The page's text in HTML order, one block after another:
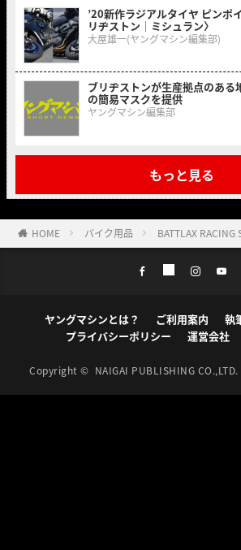
’20新作ラジアルタイヤ ピンポ
リヂストン｜ミシュラン〉
大屋雄一(ヤングマシン編集部)
ブリヂストンが生産拠点のある
の簡易マスクを提供
ヤングマシン編集部
もっと見る
HOME バイク用品 BATTLAX
ヤングマシンとは？ ご利用案内
執
プライバシーポリシー
運営会社
Copyright © NAIGAI PUBLISHING CO.,LTD.